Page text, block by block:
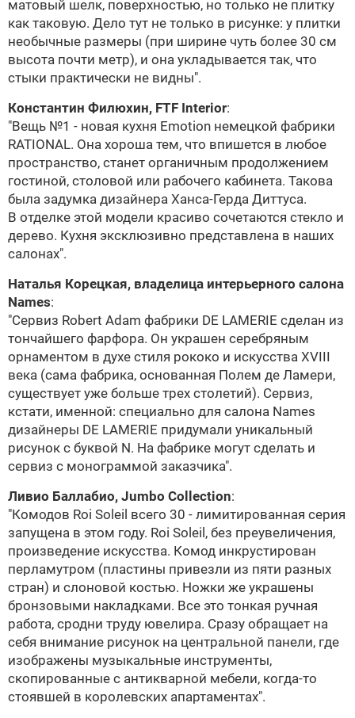
матовый шелк, поверхностью, но только не плитку
как таковую. Дело тут не только в рисунке: у плитки
необычные размеры (при ширине чуть более 30 см
высота почти метр), и она укладывается так, что
стыки практически не видны".
Константин Филюхин, FTF Interior:
"Вещь №1 - новая кухня Emotion немецкой фабрики
RATIONAL. Она хороша тем, что впишется в любое
пространство, станет органичным продолжением
гостиной, столовой или рабочего кабинета. Такова
была задумка дизайнера Ханса-Герда Диттуса.
В отделке этой модели красиво сочетаются стекло и
дерево. Кухня эксклюзивно представлена в наших
салонах".
Наталья Корецкая, владелица интерьерного салона
Names:
"Сервиз Robert Adam фабрики DE LAMERIE сделан из
тончайшего фарфора. Он украшен серебряным
орнаментом в духе стиля рококо и искусства XVIII
века (сама фабрика, основанная Полем де Ламери,
существует уже больше трех столетий). Сервиз,
кстати, именной: специально для салона Names
дизайнеры DE LAMERIE придумали уникальный
рисунок с буквой N. На фабрике могут сделать и
сервиз с монограммой заказчика".
Ливио Баллабио, Jumbo Collection:
"Комодов Roi Soleil всего 30 - лимитированная серия
запущена в этом году. Roi Soleil, без преувеличения,
произведение искусства. Комод инкрустирован
перламутром (пластины привезли из пяти разных
стран) и слоновой костью. Ножки же украшены
бронзовыми накладками. Все это тонкая ручная
работа, сродни труду ювелира. Сразу обращает на
себя внимание рисунок на центральной панели, где
изображены музыкальные инструменты,
скопированные с антикварной мебели, когда-то
стоявшей в королевских апартаментах".